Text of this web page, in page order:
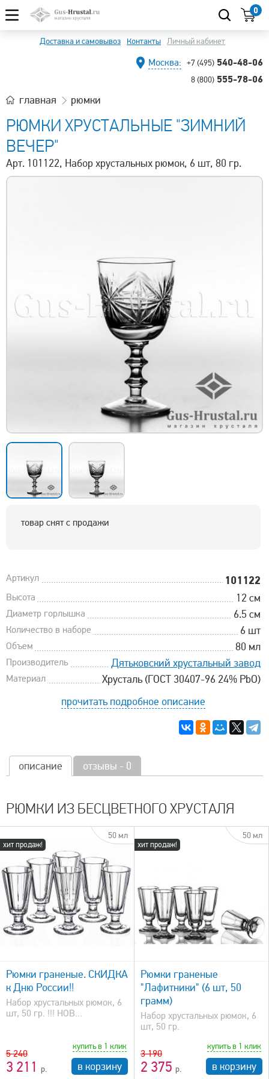
0
Доставка и самовывоз Контакты Личный кабинет
Москва: +7 (495) 540-48-06
8 (800) 555-78-06
главная рюмки
РЮМКИ ХРУСТАЛЬНЫЕ "ЗИМНИЙ
ВЕЧЕР"
Арт. 101122, Набор хрустальных рюмок, 6 шт, 80 гр.
товар снят с продажи
Артикул 101122
Высота 12 см
Диаметр горлышка 6.5 см
Количество в наборе 6 шт
Объем 80 мл
Производитель Дятьковский хрустальный завод
Материал
Хрусталь (ГОСТ 30407-96 24% PbO)
прочитать подробное описание
описание отзывы - 0
РЮМКИ ИЗ БЕСЦВЕТНОГО ХРУСТАЛЯ
хит продаж!
50 мл
Рюмки граненые. СКИДКА
к Дню России!!
Набор хрустальных рюмок, 6
шт, 50 гр. !!! НОВ...
5 240
3 211
купить в 1 клик
в корзину
хит продаж!
50 мл
Рюмки граненые
"Лафитники" (6 шт, 50
грамм)
Набор хрустальных рюмок, 6
шт, 50 гр.
3 190
2 375
купить в 1 клик
в корзину